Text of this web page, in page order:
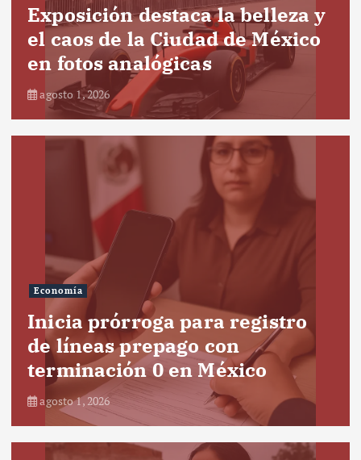
Exposición destaca la belleza y
el caos de la Ciudad de México
en fotos analógicas
agosto 1, 2026
Economía
Inicia prórroga para registro
de líneas prepago con
terminación 0 en México
agosto 1, 2026